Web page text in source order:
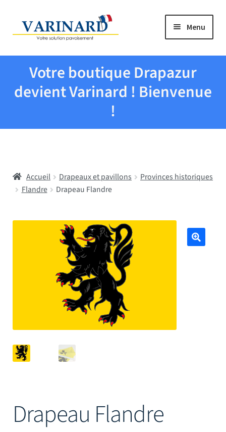
Aller à la navigation
Aller au contenu Menu
Tous les produits
Drapeaux et pavillons
Écoles
Votre boutique Drapazur
devient Varinard ! Bienvenue
!
Accueil Drapeaux et pavillons
Provinces historiques
Flandre
Drapeau Flandre
Drapeau Flandre